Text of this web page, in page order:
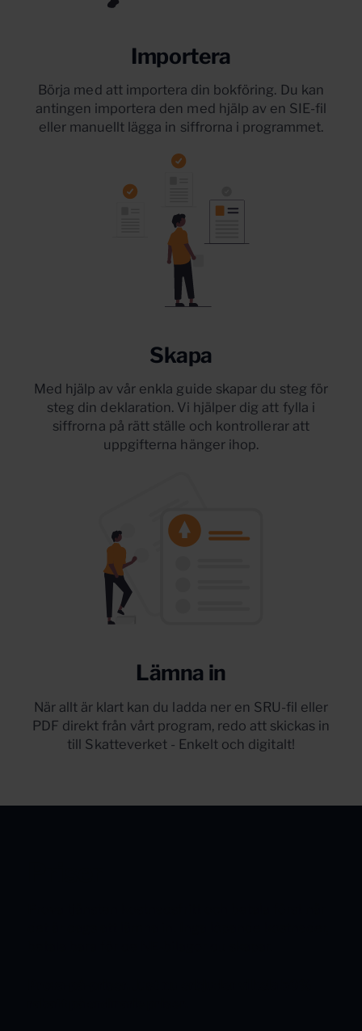
Importera
Börja med att importera din bokföring. Du kan
antingen importera den med hjälp av en SIE-fil
eller manuellt lägga in siffrorna i programmet.
Skapa
Med hjälp av vår enkla guide skapar du steg för
steg din deklaration. Vi hjälper dig att fylla i
siffrorna på rätt ställe och kontrollerar att
uppgifterna hänger ihop.
Lämna in
När allt är klart kan du ladda ner en SRU-fil eller
PDF direkt från vårt program, redo att skickas in
till Skatteverket - Enkelt och digitalt!